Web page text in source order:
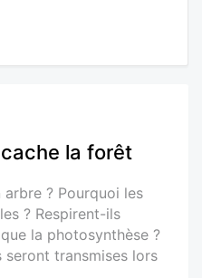
cache la forêt
? Pourquoi les
? Respirent-ils
la photosynthèse ?
seront transmises lors